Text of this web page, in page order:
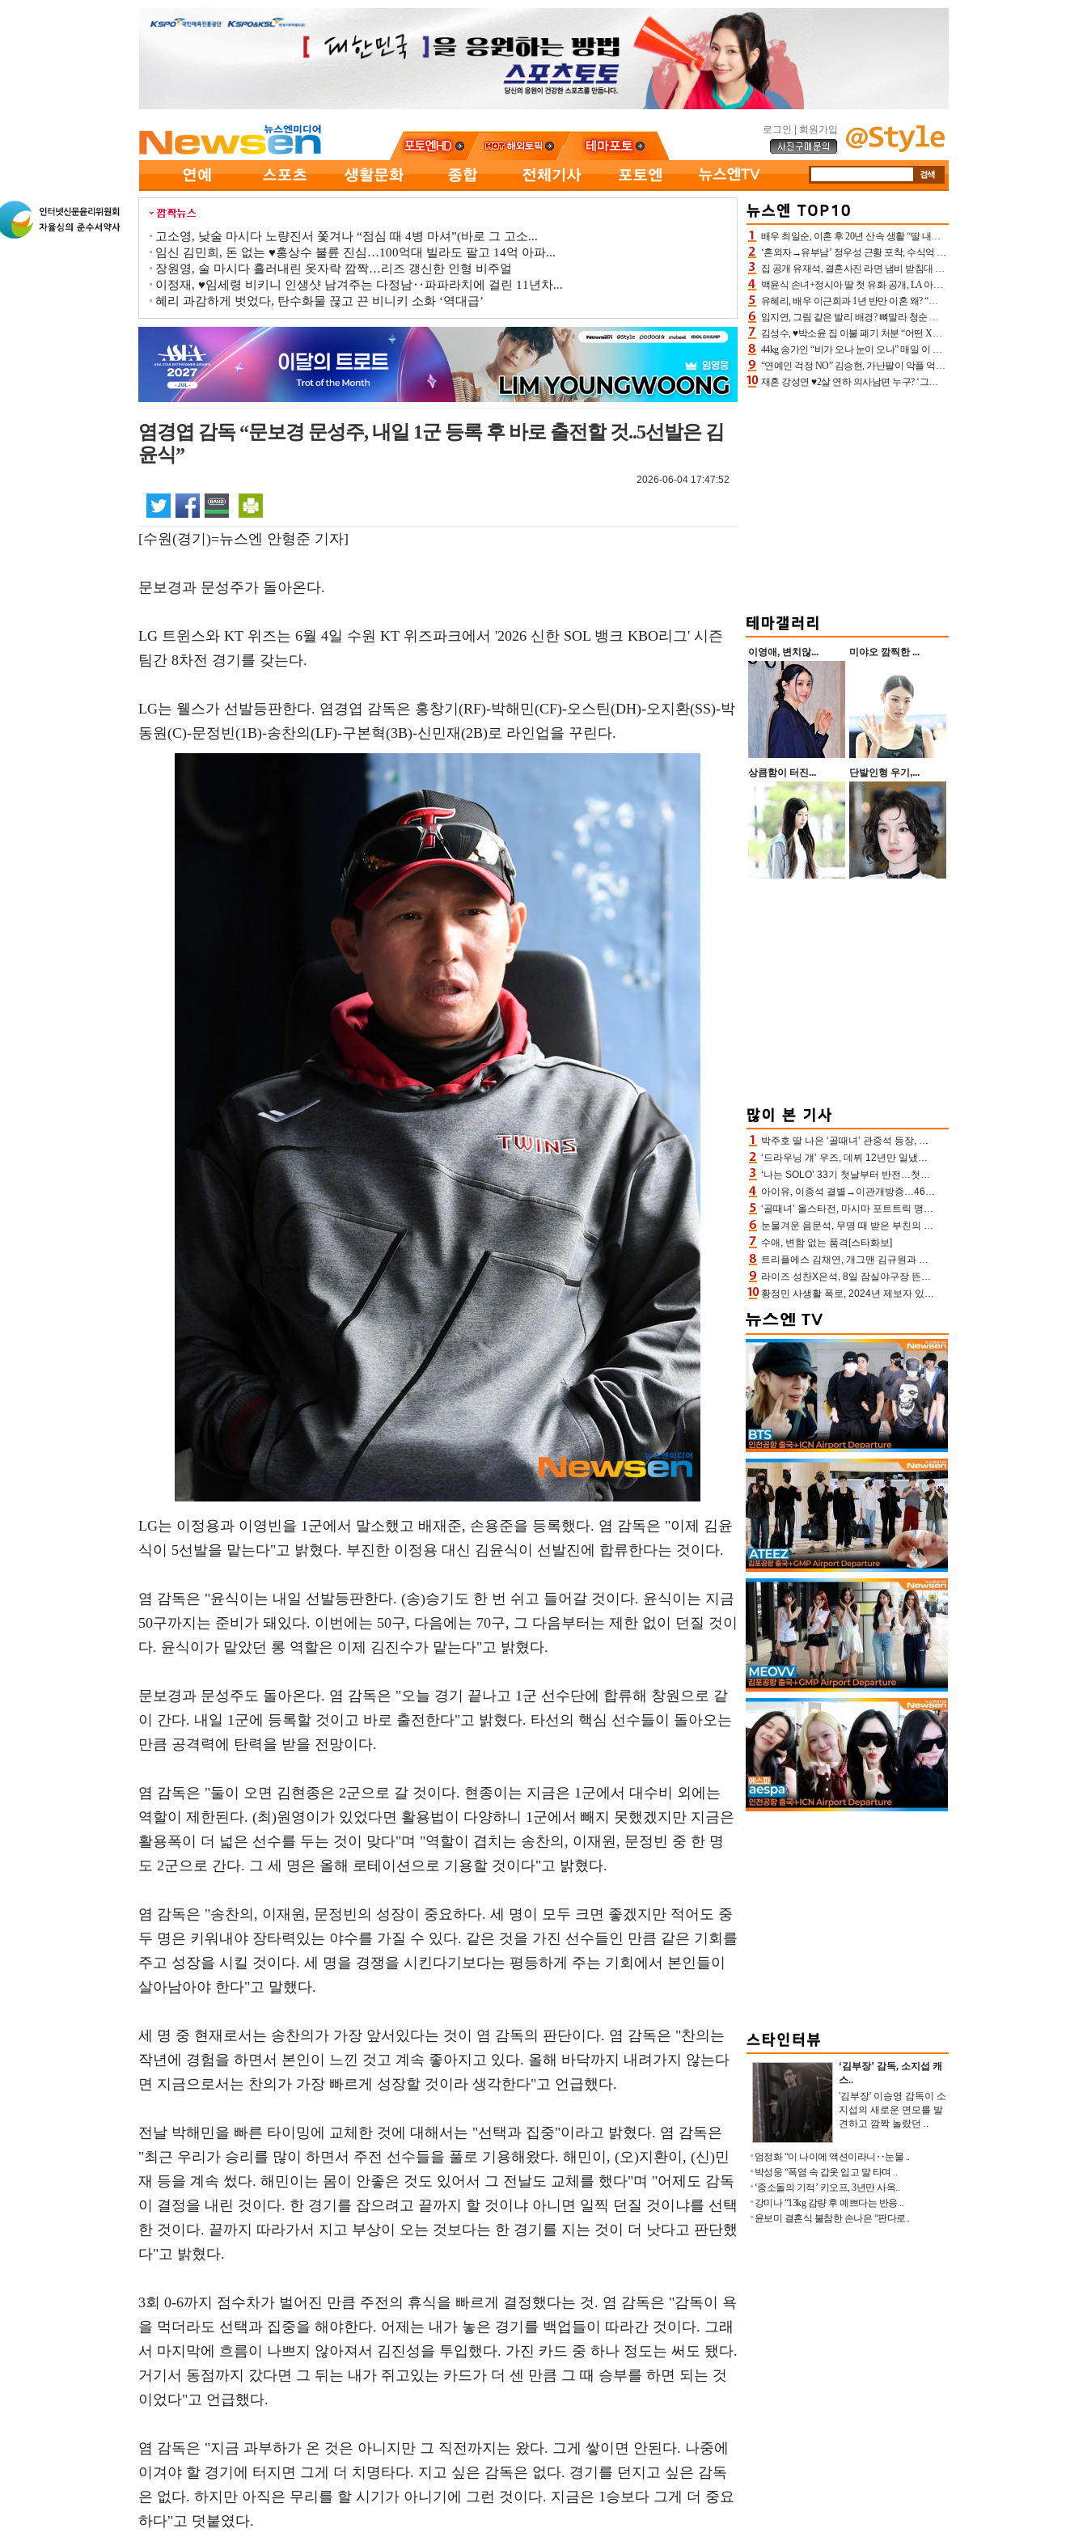
로그인 회원가입
고소영, 낮술 마시다 노량진서 쫓겨나 “점심 때 4병 마셔”(바로 그 고소...
임신 김민희, 돈 없는 ♥홍상수 불륜 진심…100억대 빌라도 팔고 14억 아파...
장원영, 술 마시다 흘러내린 옷자락 깜짝…리즈 갱신한 인형 비주얼
이정재, ♥임세령 비키니 인생샷 남겨주는 다정남‥파파라치에 걸린 11년차...
혜리 과감하게 벗었다, 탄수화물 끊고 끈 비니키 소화 ‘역대급’
염경엽 감독 “문보경 문성주, 내일 1군 등록 후 바로 출전할 것..5선발은 김
윤식”
2026-06-04 17:47:52
[수원(경기)=뉴스엔 안형준 기자]
문보경과 문성주가 돌아온다.
LG 트윈스와 KT 위즈는 6월 4일 수원 KT 위즈파크에서 '2026 신한 SOL 뱅크 KBO리그' 시즌
팀간 8차전 경기를 갖는다.
LG는 웰스가 선발등판한다. 염경엽 감독은 홍창기(RF)-박해민(CF)-오스틴(DH)-오지환(SS)-박
동원(C)-문정빈(1B)-송찬의(LF)-구본혁(3B)-신민재(2B)로 라인업을 꾸린다.
LG는 이정용과 이영빈을 1군에서 말소했고 배재준, 손용준을 등록했다. 염 감독은 "이제 김윤
식이 5선발을 맡는다"고 밝혔다. 부진한 이정용 대신 김윤식이 선발진에 합류한다는 것이다.
염 감독은 "윤식이는 내일 선발등판한다. (송)승기도 한 번 쉬고 들어갈 것이다. 윤식이는 지금
50구까지는 준비가 돼있다. 이번에는 50구, 다음에는 70구, 그 다음부터는 제한 없이 던질 것이
다. 윤식이가 맡았던 롱 역할은 이제 김진수가 맡는다"고 밝혔다.
문보경과 문성주도 돌아온다. 염 감독은 "오늘 경기 끝나고 1군 선수단에 합류해 창원으로 같
이 간다. 내일 1군에 등록할 것이고 바로 출전한다"고 밝혔다. 타선의 핵심 선수들이 돌아오는
만큼 공격력에 탄력을 받을 전망이다.
염 감독은 "둘이 오면 김현종은 2군으로 갈 것이다. 현종이는 지금은 1군에서 대수비 외에는
역할이 제한된다. (최)원영이가 있었다면 활용법이 다양하니 1군에서 빼지 못했겠지만 지금은
활용폭이 더 넓은 선수를 두는 것이 맞다"며 "역할이 겹치는 송찬의, 이재원, 문정빈 중 한 명
도 2군으로 간다. 그 세 명은 올해 로테이션으로 기용할 것이다"고 밝혔다.
염 감독은 "송찬의, 이재원, 문정빈의 성장이 중요하다. 세 명이 모두 크면 좋겠지만 적어도 중
두 명은 키워내야 장타력있는 야수를 가질 수 있다. 같은 것을 가진 선수들인 만큼 같은 기회를
주고 성장을 시킬 것이다. 세 명을 경쟁을 시킨다기보다는 평등하게 주는 기회에서 본인들이
살아남아야 한다"고 말했다.
세 명 중 현재로서는 송찬의가 가장 앞서있다는 것이 염 감독의 판단이다. 염 감독은 "찬의는
작년에 경험을 하면서 본인이 느낀 것고 계속 좋아지고 있다. 올해 바닥까지 내려가지 않는다
면 지금으로서는 찬의가 가장 빠르게 성장할 것이라 생각한다"고 언급했다.
전날 박해민을 빠른 타이밍에 교체한 것에 대해서는 "선택과 집중"이라고 밝혔다. 염 감독은
"최근 우리가 승리를 많이 하면서 주전 선수들을 풀로 기용해왔다. 해민이, (오)지환이, (신)민
재 등을 계속 썼다. 해민이는 몸이 안좋은 것도 있어서 그 전날도 교체를 했다"며 "어제도 감독
이 결정을 내린 것이다. 한 경기를 잡으려고 끝까지 할 것이냐 아니면 일찍 던질 것이냐를 선택
한 것이다. 끝까지 따라가서 지고 부상이 오는 것보다는 한 경기를 지는 것이 더 낫다고 판단했
다"고 밝혔다.
3회 0-6까지 점수차가 벌어진 만큼 주전의 휴식을 빠르게 결정했다는 것. 염 감독은 "감독이 욕
을 먹더라도 선택과 집중을 해야한다. 어제는 내가 놓은 경기를 백업들이 따라간 것이다. 그래
서 마지막에 흐름이 나쁘지 않아져서 김진성을 투입했다. 가진 카드 중 하나 정도는 써도 됐다.
거기서 동점까지 갔다면 그 뒤는 내가 쥐고있는 카드가 더 센 만큼 그 때 승부를 하면 되는 것
이었다"고 언급했다.
염 감독은 "지금 과부하가 온 것은 아니지만 그 직전까지는 왔다. 그게 쌓이면 안된다. 나중에
이겨야 할 경기에 터지면 그게 더 치명타다. 지고 싶은 감독은 없다. 경기를 던지고 싶은 감독
은 없다. 하지만 아직은 무리를 할 시기가 아니기에 그런 것이다. 지금은 1승보다 그게 더 중요
하다"고 덧붙였다.
배우 최일순, 이혼 후 20년 산속 생활 “딸 내가 버렸다고 원망‥맘 아파”(특종)[어제TV]
‘혼외자→유부남’ 정우성 근황 포착, 수식억 해킹 피해 후배 만났다 “존경하는”
집 공개 유재석, 결혼사진 라면 냄비 받침대 되고 분노‥가족사진도 피해(놀뭐)[어제TV]
백윤식 손녀+정시아 딸 첫 유화 공개, LA 아트쇼→서울국제조각페스타 작가다운 수준급 실력
유혜리, 배우 이근희과 1년 반만 이혼 왜? “식칼 꽂고 의자 던져” 충격 폭로(특종)[어제TV]
임지연, 그림 같은 발리 배경? 뼈말라 청순 비키니 핏에 상대 안 되네
김성수, ♥박소윤 집 이불 폐기 처분 “어떤 X이랑 썼을지 몰라” 질투(신랑수업2)[어제TV]
44kg 송가인 “비가 오나 눈이 오나” 매일 이 운동, 허벅지 근육량 상승+체지방 감소
“연예인 걱정 NO” 김승현, 가난팔이 악플 억울할만‥아내+딸과 日 여행
재혼 강성연 ♥2살 연하 의사남편 누구? ‘그알’ 자문의에 훈남 비주얼 초엘리트 스펙 [종합]
이영애, 변치않... 미야오 깜찍한 ...
상큼함이 터진... 단발인형 우기,...
박주호 딸 나은 ‘골때녀’ 관중석 등장, 김민재 복제인간 보고 혼란 [결정적장면]
‘드라우닝 걔’ 우즈, 데뷔 12년만 일냈다…체조경기장 입성 확정
‘나는 SOLO’ 33기 첫날부터 반전…첫인상 0표 영호, 호감남 급부상
아이유, 이종석 결별→이관개방증…46장 꽉 채운 유애나 ♥ “열심히 사는 중”
‘골때녀’ 올스타전, 마시마 포트트릭 맹추격전 5:4 골 잔치 ‘짜릿’ [어제TV]
눈물겨운 음문석, 무명 때 받은 부친의 전재산→폐암 父 세상 떠나기 전 여행(유퀴즈)[어제TV]
수애, 변함 없는 품격[스타화보]
트리플에스 김채연, 개그맨 김규원과 함께 프리뷰쇼 진행 [포토엔HD]
라이즈 성찬X은석, 8일 잠실야구장 뜬다…시구 시타+특별공연까지
황정민 사생활 폭로, 2024년 제보자 있었나 “네가 회사에 전화했니” 녹취록 공개 파장
‘김부장’ 감독, 소지섭 캐
스..
'김부장' 이승영 감독이 소
지섭의 새로운 면모를 발
견하고 깜짝 놀랐던 ..
엄정화 “이 나이에 액션이라니‥눈물 ..
박성웅 “폭염 속 갑옷 입고 말 타며 ..
‘중소돌의 기적’ 키오프, 3년만 사옥..
강미나 “13kg 감량 후 예쁘다는 반응 ..
윤보미 결혼식 불참한 손나은 “판다로..